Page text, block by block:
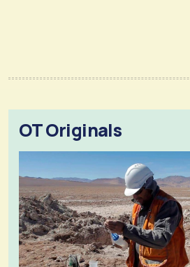
OT Originals